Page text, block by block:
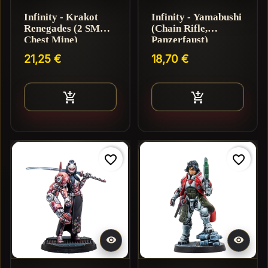
Infinity - Krakot
Renegades (2 SMG,
Chest Mine)
21,25 €

Infinity - Yamabushi
(Chain Rifle,
Panzerfaust)
18,70 €


favorite_border

favorite_border